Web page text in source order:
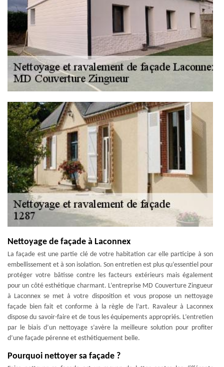
Nettoyage de façade à Laconnex
La façade est une partie clé de votre habitation car elle participe à son
embellissement et à son isolation. Son entretien est plus qu’essentiel pour
protéger votre bâtisse contre les facteurs extérieurs mais également
pour un côté esthétique charmant. L’entreprise MD Couverture Zingueur
à Laconnex se met à votre disposition et vous propose un nettoyage
façade bien fait et conforme à la règle de l’art. Ravaleur à Laconnex
dispose du savoir-faire et de tous les équipements appropriés. L’entretien
par le biais d’un nettoyage s’avère la meilleure solution pour profiter
d’une façade pérenne et esthétiquement belle.
Pourquoi nettoyer sa façade ?